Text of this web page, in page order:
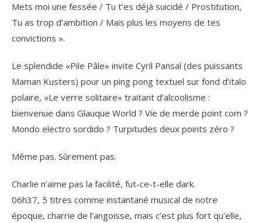
Mets moi une fessée / Tu t’es déjà suicidé / Prostitution,
Tu as trop d’ambition / Mais plus les moyens de tes
convictions ».
Le splendide «Pile Pâle» invite Cyril Pansal (des puissants
Maman Kusters) pour un ping pong textuel sur fond d’italo
polaire, «Le verre solitaire» traitant d’alcoolisme :
bienvenue dans Glauque World ? Vie de merde point com ?
Mondo electro sordido ? Turpitudes deux points zéro ?
Même pas. Sûrement pas.
Charlie n’aime pas la facilité, fut-ce-t-elle dark.
06h37, 5 titres comme instantané musical de notre
époque, charrie de l’angoisse, mais c’est plus fort qu’elle,